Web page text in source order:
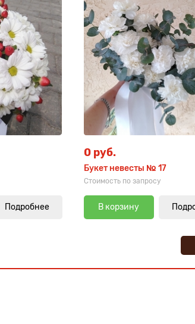
Подробнее
0 руб.
Букет невесты № 17
Стоимость по запросу
В корзину